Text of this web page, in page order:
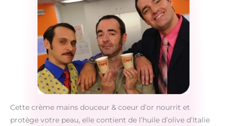
Cette crème mains douceur & coeur d’or nourrit et
protège votre peau, elle contient de l’huile d’olive d’Italie